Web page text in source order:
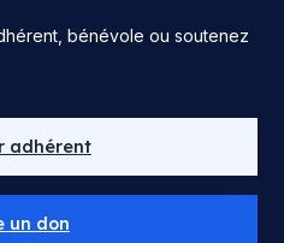
bénévole ou soutenez
adhérent
un don